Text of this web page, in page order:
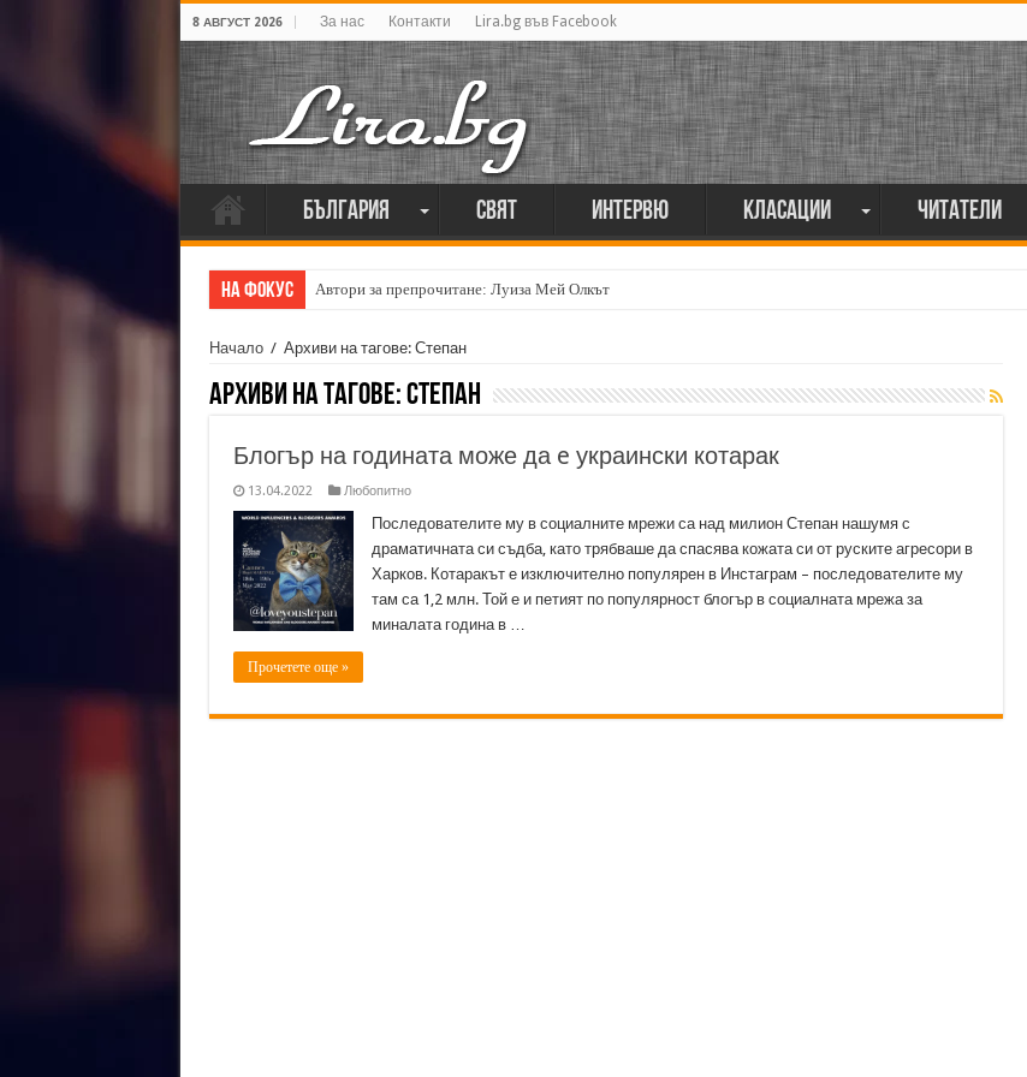
8 АВГУСТ 2026 За нас Контакти Lira.bg във Facebook
България Свят Интервю Класации Читатели
На фокус Автори за препрочитане: Луиза Мей Олкът
Начало / Архиви на тагове: Степан
Архиви на тагове:Степан
Блогър на годината може да e украински котарак
13.04.2022 Любопитно
Последователите му в социалните мрежи са над милион Степан нашумя с
драматичната си съдба, като трябваше да спасява кожата си от руските агресори в
Харков. Котаракът е изключително популярен в Инстаграм – последователите му
там са 1,2 млн. Той е и петият по популярност блогър в социалната мрежа за
миналата година в …
Прочетете още »